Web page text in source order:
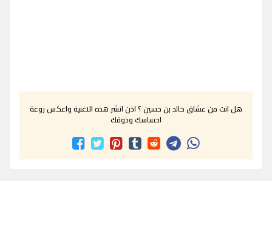
هل انت من عشاق خالد بن حسين ؟ اذن انشر هذه الاغنية واعكس روعة
احساسك وذوقك